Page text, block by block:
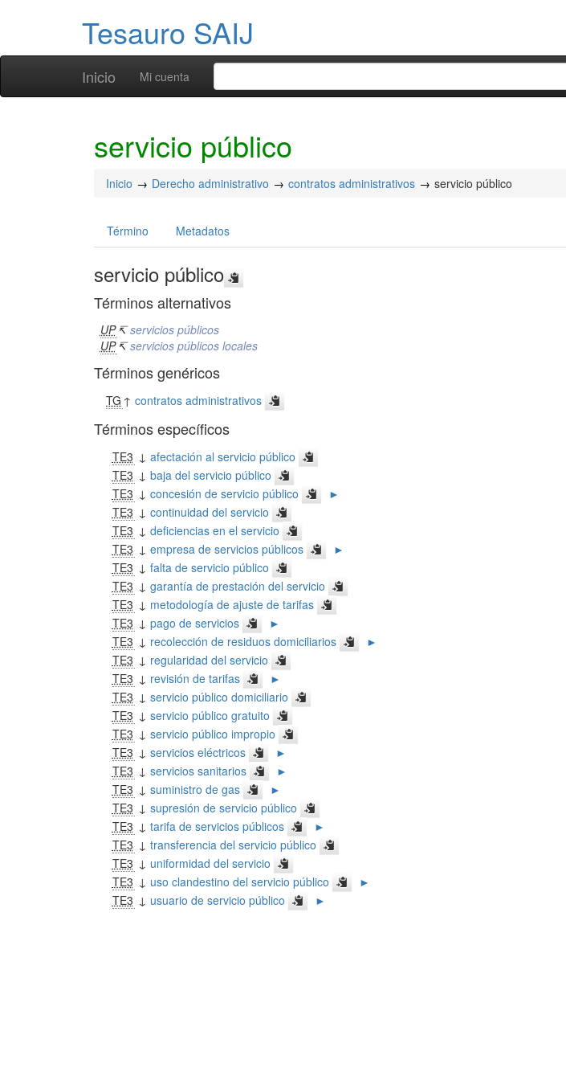
Tesauro SAIJ
Inicio Mi cuenta
servicio público
Inicio Derecho administrativo contratos administrativos servicio público
Término Metadatos
servicio público
Términos alternativos
UP ↸servicios públicos
UP ↸servicios públicos locales
Términos genéricos
TG ↑contratos administrativos
Términos específicos
TE3 ↓ afectación al servicio público
TE3 ↓ baja del servicio público
TE3 ↓ concesión de servicio público
►
TE3 ↓ continuidad del servicio
TE3 ↓ deficiencias en el servicio
TE3 ↓ empresa de servicios públicos
►
TE3 ↓ falta de servicio público
TE3 ↓ garantía de prestación del servicio
TE3 ↓ metodología de ajuste de tarifas
TE3 ↓ pago de servicios
►
TE3 ↓ recolección de residuos domiciliarios
►
TE3 ↓ regularidad del servicio
TE3 ↓ revisión de tarifas
►
TE3 ↓ servicio público domiciliario
TE3 ↓ servicio público gratuito
TE3 ↓ servicio público impropio
TE3 ↓ servicios eléctricos
►
TE3 ↓ servicios sanitarios
►
TE3 ↓ suministro de gas
►
TE3 ↓ supresión de servicio público
TE3 ↓ tarifa de servicios públicos
►
TE3 ↓ transferencia del servicio público
TE3 ↓ uniformidad del servicio
TE3 ↓ uso clandestino del servicio público
►
TE3 ↓ usuario de servicio público ►